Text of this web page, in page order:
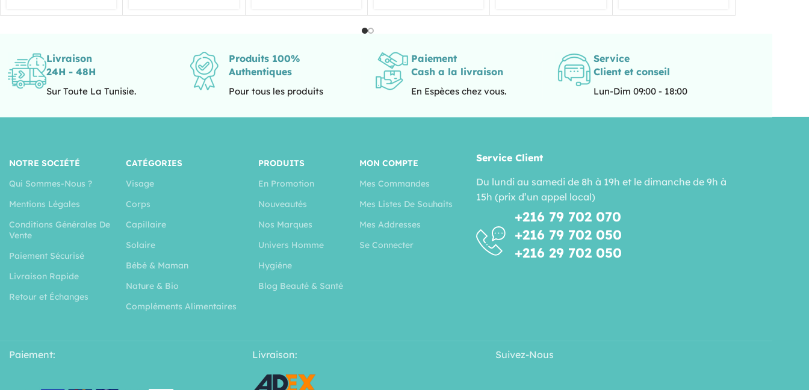
Livraison
24H - 48H
Sur Toute La Tunisie.
Produits 100%
Authentiques
Pour tous les produits
Paiement
Cash a la livraison
En Espèces chez vous.
Service
Client et conseil
Lun-Dim 09:00 - 18:00
NOTRE SOCIÉTÉ
Qui Sommes-Nous ?
Mentions Légales
Conditions Générales De
Vente
Paiement Sécurisé
Livraison Rapide
Retour et Échanges
CATÉGORIES
Visage
Corps
Capillaire
Solaire
Bébé & Maman
Nature & Bio
Compléments Alimentaires
PRODUITS
En Promotion
Nouveautés
Nos Marques
Univers Homme
Hygiéne
Blog Beauté & Santé
MON COMPTE
Mes Commandes
Mes Listes De Souhaits
Mes Addresses
Se Connecter
Service Client
Du lundi au samedi de 8h à 19h et le dimanche de 9h à
15h (prix d’un appel local)
+216 79 702 070
+216 79 702 050
+216 29 702 050
Paiement: Livraison: Suivez-Nous